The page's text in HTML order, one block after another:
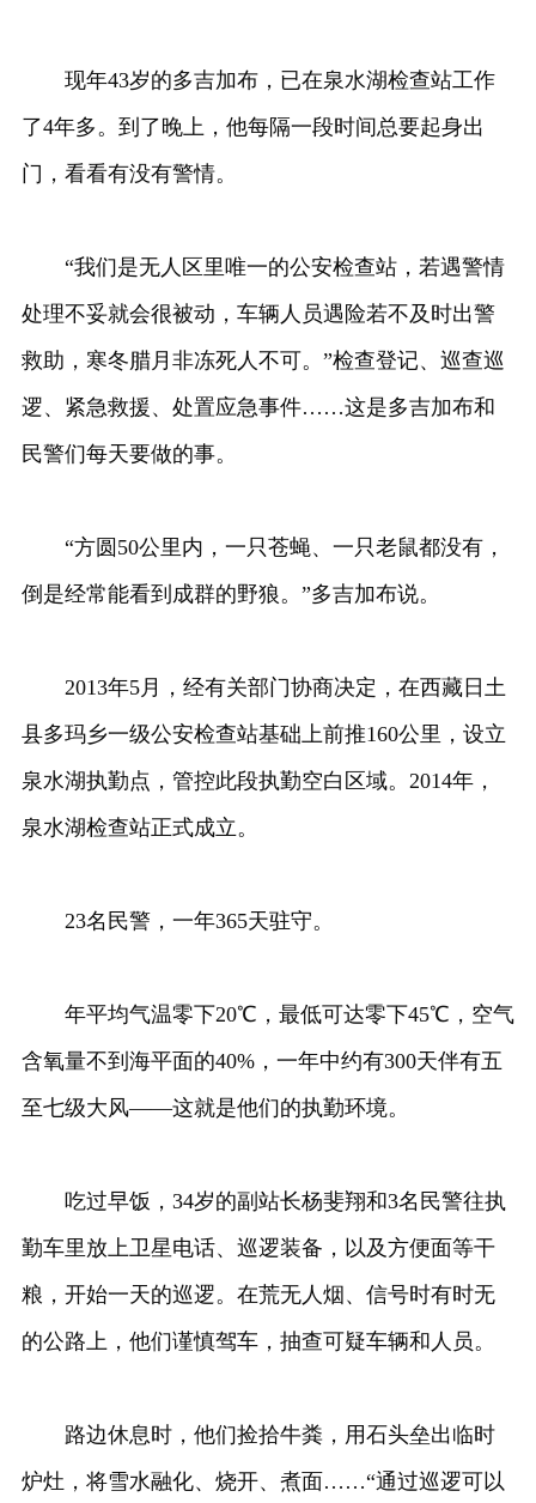
现年43岁的多吉加布，已在泉水湖检查站工作
了4年多。到了晚上，他每隔一段时间总要起身出
门，看看有没有警情。
“我们是无人区里唯一的公安检查站，若遇警情
处理不妥就会很被动，车辆人员遇险若不及时出警
救助，寒冬腊月非冻死人不可。”检查登记、巡查巡
逻、紧急救援、处置应急事件……这是多吉加布和
民警们每天要做的事。
“方圆50公里内，一只苍蝇、一只老鼠都没有，
倒是经常能看到成群的野狼。”多吉加布说。
2013年5月，经有关部门协商决定，在西藏日土
县多玛乡一级公安检查站基础上前推160公里，设立
泉水湖执勤点，管控此段执勤空白区域。2014年，
泉水湖检查站正式成立。
23名民警，一年365天驻守。
年平均气温零下20℃，最低可达零下45℃，空气
含氧量不到海平面的40%，一年中约有300天伴有五
至七级大风——这就是他们的执勤环境。
吃过早饭，34岁的副站长杨斐翔和3名民警往执
勤车里放上卫星电话、巡逻装备，以及方便面等干
粮，开始一天的巡逻。在荒无人烟、信号时有时无
的公路上，他们谨慎驾车，抽查可疑车辆和人员。
路边休息时，他们捡拾牛粪，用石头垒出临时
炉灶，将雪水融化、烧开、煮面……“通过巡逻可以